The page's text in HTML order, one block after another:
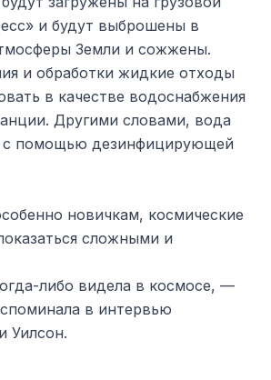
и будут выброшены в
Земли и сожжены.
и обработки жидкие отходы
в качестве водоснабжения
Другими словами, вода
с помощью дезинфицирующей
новичкам, космические
сложными и
либо видела в космосе, —
в интервью
Уилсон.